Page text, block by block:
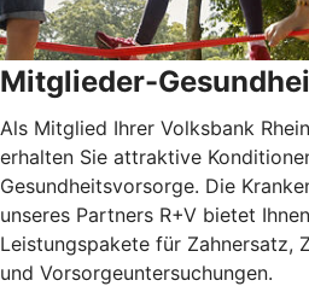
Mitglieder-
Als Mitglied Ihrer Volksbank
erhalten Sie attraktive
Gesundheitsvorsorge. Die
unseres Partners R+V bietet
Leistungspakete für Zahnersatz,
und Vorsorgeuntersuchungen.